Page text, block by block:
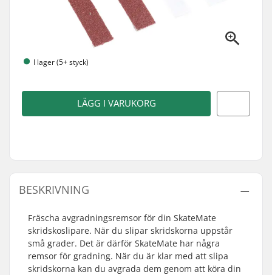
I lager (5+ styck)
LÄGG I VARUKORG
BESKRIVNING
Fräscha avgradningsremsor för din SkateMate
skridskoslipare. När du slipar skridskorna uppstår
små grader. Det är därför SkateMate har några
remsor för gradning. När du är klar med att slipa
skridskorna kan du avgrada dem genom att köra din